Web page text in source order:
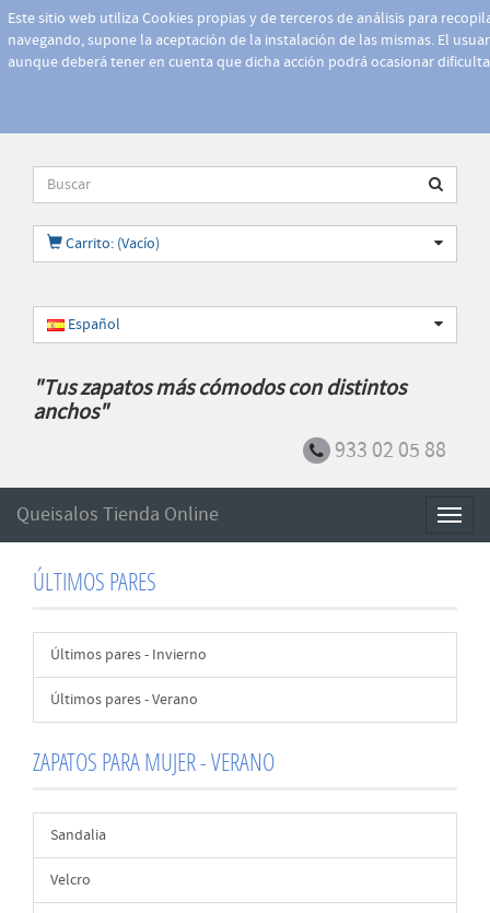
Este sitio web utiliza Cookies propias y de terceros de análisis para
navegando, supone la aceptación de la instalación de las mismas. El
aunque deberá tener en cuenta que dicha acción podrá ocasionar
Carrito: (Vacío)
Español
"Tus zapatos más cómodos con distintos
anchos"
933 02 05 88
Queisalos Tienda Online
ÚLTIMOS PARES
Últimos pares - Invierno
Últimos pares - Verano
ZAPATOS PARA MUJER - VERANO
Sandalia
Velcro